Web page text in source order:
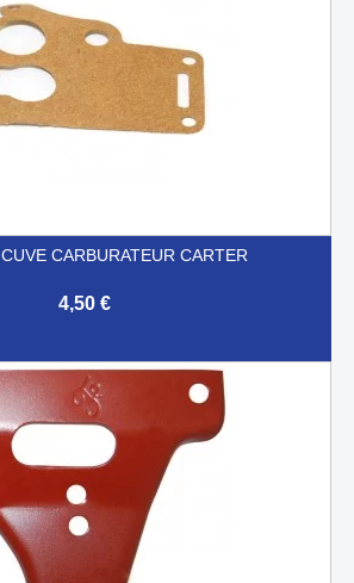
CARBURATEUR CARTER
4,50 €